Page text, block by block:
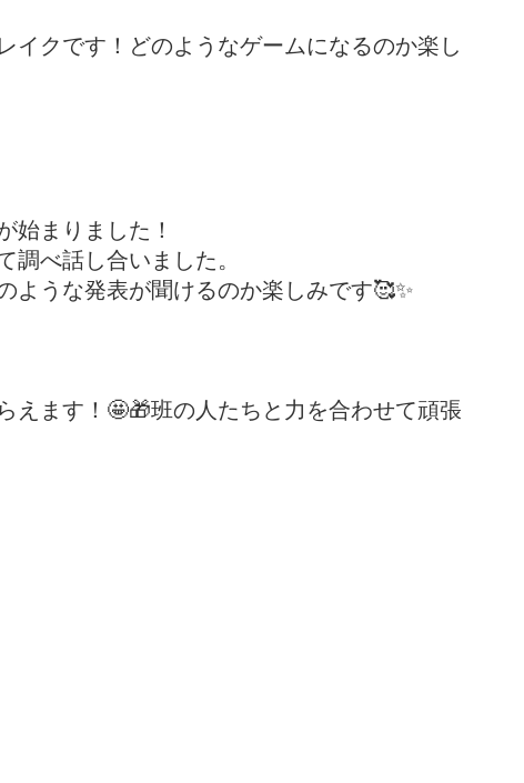
イクです！どのようなゲームになるのか楽し
始まりました！
べ話し合いました。
ような発表が聞けるのか楽しみです🥰✨
えます！🤩🎁班の人たちと力を合わせて頑張